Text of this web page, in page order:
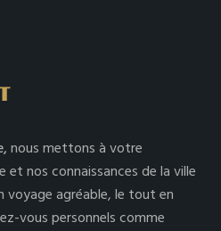
nous mettons à votre
nos connaissances de la ville
agréable, le tout en
vous personnels comme